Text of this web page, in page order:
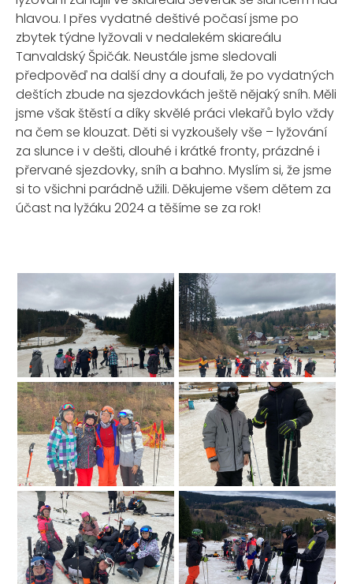
hlavou. I přes vydatné deštivé počasí jsme po
zbytek týdne lyžovali v nedalekém skiareálu
Tanvaldský Špičák. Neustále jsme sledovali
předpověď na další dny a doufali, že po vydatných
deštích zbude na sjezdovkách ještě nějaký sníh. Měli
jsme však štěstí a díky skvělé práci vlekařů bylo vždy
na čem se klouzat. Děti si vyzkoušely vše – lyžování
za slunce i v dešti, dlouhé i krátké fronty, prázdné i
přervané sjezdovky, sníh a bahno. Myslím si, že jsme
si to všichni parádně užili. Děkujeme všem dětem za
účast na lyžáku 2024 a těšíme se za rok!